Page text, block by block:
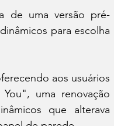
de uma versão pré-
para escolha
aos usuários
uma renovação
que alterava